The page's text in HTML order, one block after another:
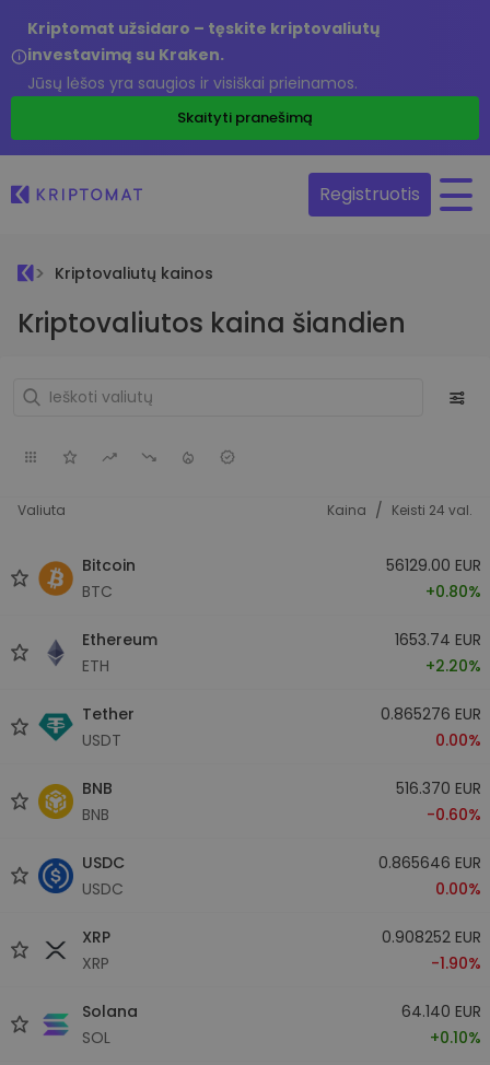
Kriptomat užsidaro – tęskite kriptovaliutų
investavimą su Kraken.
Jūsų lėšos yra saugios ir visiškai prieinamos.
Skaityti pranešimą
Registruotis
Kriptovaliutų kainos
Kriptovaliutos kaina šiandien
Valiuta Kaina / Keisti 24 val.
Bitcoin
BTC
56129.00 EUR
+0.80%
Ethereum
ETH
1653.74 EUR
+2.20%
Tether
USDT
0.865276 EUR
0.00%
BNB
BNB
516.370 EUR
-0.60%
USDC
USDC
0.865646 EUR
0.00%
XRP
XRP
0.908252 EUR
-1.90%
Solana
SOL
64.140 EUR
+0.10%